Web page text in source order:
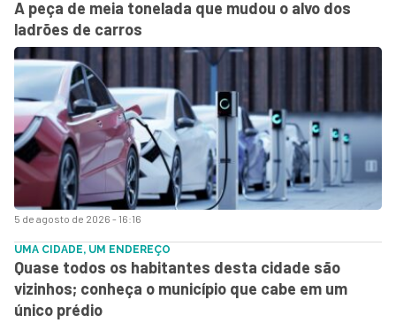
5 de agosto de 2026 - 16:16
A peça de meia tonelada que mudou o alvo dos
ladrões de carros
UMA CIDADE, UM ENDEREÇO
Quase todos os habitantes desta cidade são
vizinhos; conheça o município que cabe em um
único prédio